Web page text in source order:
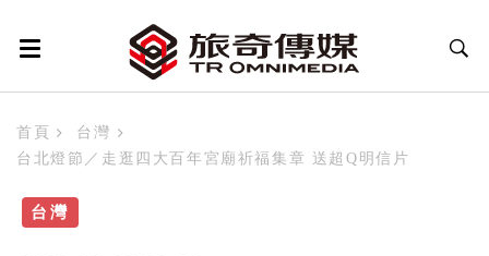
首頁
台灣
台北燈節／走逛四大百年宮廟祈福集章 送超Q明信片
台灣